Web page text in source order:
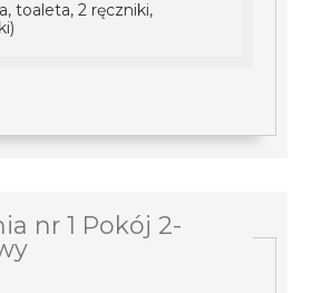
toaleta, 2 ręczniki,
nr 1 Pokój 2-